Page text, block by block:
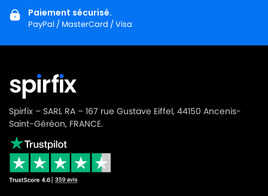
NILFISK
NILFISK 107410452 - GD5 BACK UK
NILFISK
NILFISK 107410453 - GD10 BACK EU
NILFISK
NILFISK
NILFISK
NILFISK 107412037
NILFISK
NILFISK 107412037 - VP 600 BASIC
NILFISK
NILFISK 107412037 - VP600 BASIC UK
Paiement sécurisé.
PayPal / MasterCard / Visa
Spirfix – SARL RA – 167 rue Gustave Eiffel, 44150 Ancenis-
Saint-Géréon, FRANCE.